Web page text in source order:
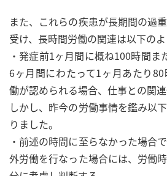
また、これらの疾患が長期間の過
受け、長時間労働の関連は以下のよ
・発症前1ヶ月間に概ね100時間ま
6ヶ月間にわたって1ヶ月あたり
働が認められる場合、仕事との関
しかし、昨今の労働事情を鑑み以
りました。
・前述の時間に至らなかった場合
外労働を行なった場合には、労働